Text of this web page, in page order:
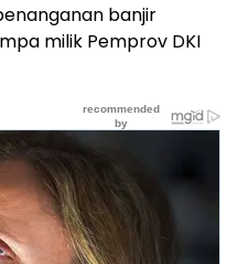
banjir
milik Pemprov DKI